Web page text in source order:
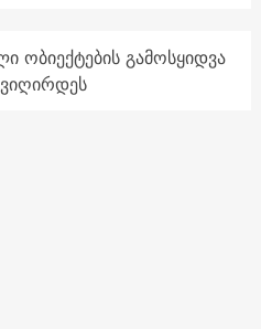
ობიექტების გამოსყიდვა